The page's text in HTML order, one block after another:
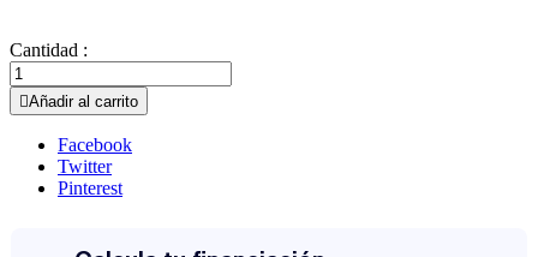
Cantidad :
Añadir al carrito
Facebook
Twitter
Pinterest